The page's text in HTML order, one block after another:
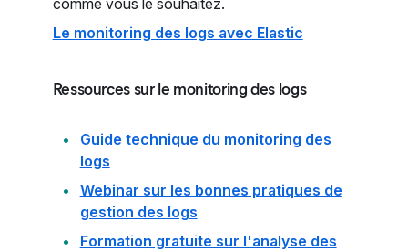
comme vous le souhaitez.
Le monitoring des logs avec Elastic
Ressources sur le monitoring des logs
Guide technique du monitoring des
logs
Webinar sur les bonnes pratiques de
gestion des logs
Formation gratuite sur l'analyse des